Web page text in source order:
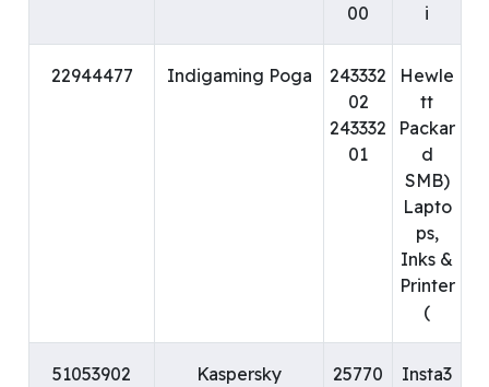
i
00
Hewle
tt
Packar
d
(SMB
Lapto
ps,
Inks &
Printer
)
243332
02
243332
01
Indigaming Poga
22944477
Insta3
25770
Kaspersky
51053902